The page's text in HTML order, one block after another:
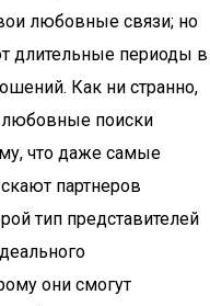
любовные связи; но
длительные периоды в
Как ни странно,
любовные поиски
что даже самые
партнеров
тип представителей
они смогут